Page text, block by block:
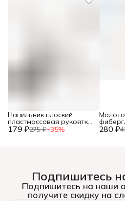
179 ₽275 ₽−35%
Напильник плоский
пластмассовая рукоятка,
№2, 150мм, (шт.) 280 ₽
Подпишитесь
Подпишитесь на наши
получите скидку на